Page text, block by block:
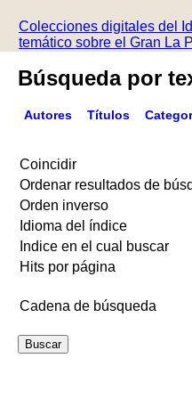
Colecciones digitales del
temático sobre el Gran La
Búsqueda por
Autores Títulos
Coincidir
Ordenar resultados de
Orden inverso
Idioma del índice
Indice en el cual buscar
Hits por página
Cadena de búsqueda